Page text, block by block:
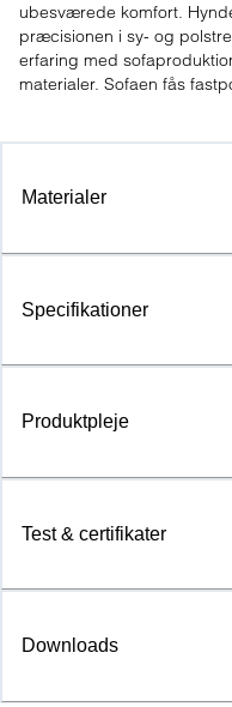
ubesværede komfort.
præcisionen i sy- og
erfaring med
materialer. Sofaen fås
Materialer
Specifikationer
Produktpleje
Test & certifikater
Downloads